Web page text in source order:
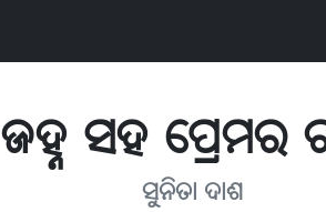
ଜହ୍ନ ସହ ପ୍ରେମର
ସୁନିତା ଦାଶ